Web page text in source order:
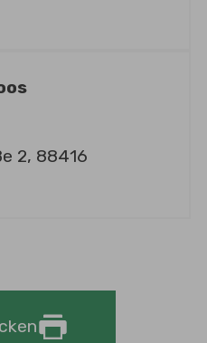
2, 88416